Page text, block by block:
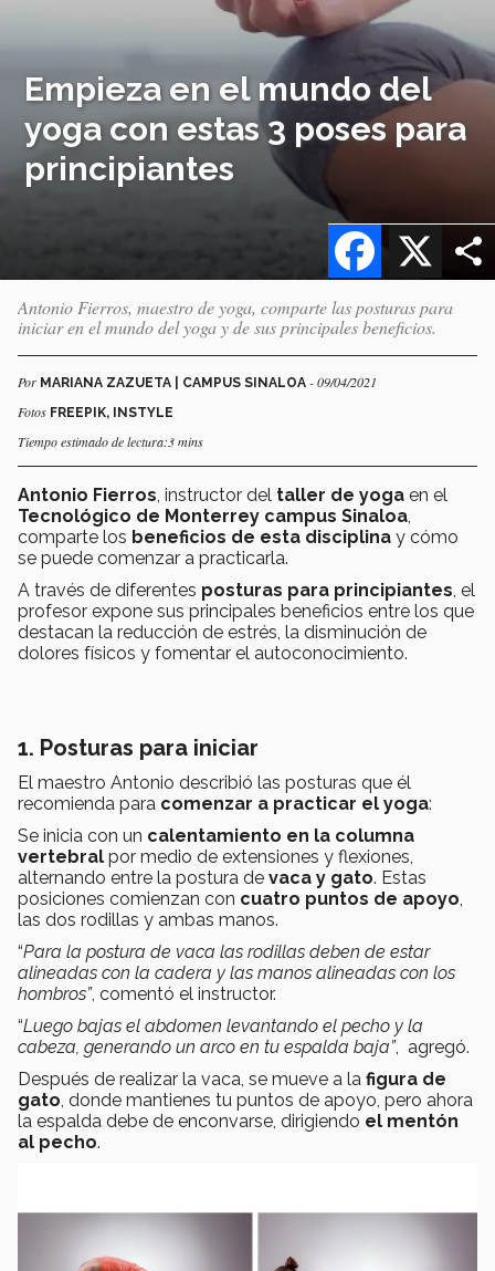
Empieza en el mundo del
yoga con estas 3 poses para
principiantes
X
Facebook
Antonio Fierros, maestro de yoga, comparte las posturas para
iniciar en el mundo del yoga y de sus principales beneficios.
Por MARIANA ZAZUETA | CAMPUS SINALOA - 09/04/2021
Fotos FREEPIK, INSTYLE
Tiempo estimado de lectura:3 mins
Antonio Fierros , instructor del taller de yoga en el
Tecnológico de Monterrey campus Sinaloa
comparte los beneficios de esta disciplina y cómo
se puede comenzar a practicarla.
A través de diferentes posturas para principiantes , el
profesor expone sus principales beneficios entre los que
destacan la reducción de estrés, la disminución de
dolores físicos y fomentar el autoconocimiento.
1. Posturas para iniciar
El maestro Antonio describió las posturas que él
recomienda para comenzar a practicar el yoga:
Se inicia con un calentamiento en la columna
vertebral por medio de extensiones y flexiones,
alternando entre la postura de vaca y gato. Estas
posiciones comienzan con cuatro puntos de apoyo
las dos rodillas y ambas manos.
“Para la postura de vaca las rodillas deben de estar
alineadas con la cadera y las manos alineadas con los
hombros”, comentó el instructor.
“Luego bajas el abdomen levantando el pecho y la
cabeza, generando un arco en tu espalda baja”, agregó.
Después de realizar la vaca, se mueve a la figura de
gato , donde mantienes tu puntos de apoyo, pero ahora
la espalda debe de enconvarse, dirigiendo el mentón
al pecho.